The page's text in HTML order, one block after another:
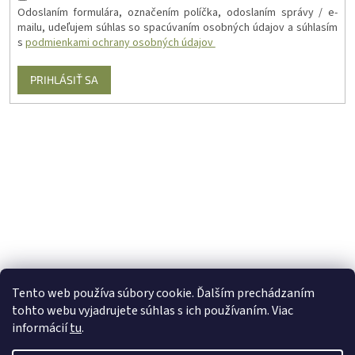
Tento web používa súbory cookie. Ďalším prechádzaním
tohto webu vyjadrujete súhlas s ich používaním. Viac
informáciítu.
Odoslaním formulára, označením políčka, odoslaním správy / e-
mailu, udeľujem súhlas so spacúvaním osobných údajov a súhlasím
s podmienkami ochrany osobných údajov
PRIHLÁSIŤ SA